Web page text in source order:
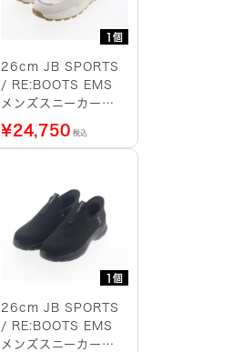
1個
26cm JB SPORTS
/ RE:BOOTS EMS
メンズスニーカー
（白）
¥24,750 税込
1個
26cm JB SPORTS
/ RE:BOOTS EMS
メンズスニーカー